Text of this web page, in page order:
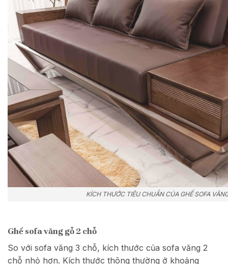
KÍCH THƯỚC TIÊU CHUẨN CỦA GHẾ SOFA
Ghế sofa văng gỗ 2 chỗ
So với sofa văng 3 chỗ, kích thước của sofa văng 2
chỗ nhỏ hơn. Kích thước thông thường ở khoảng